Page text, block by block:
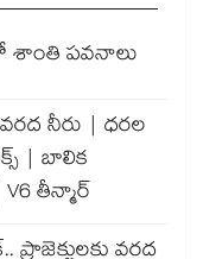
శాంతి పవనాలు
నీరు | ధరల
| బాలిక
తీన్మార్